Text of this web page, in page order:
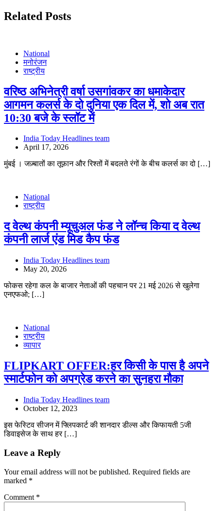
Related Posts
National
मनोरंजन
राष्ट्रीय
वरिष्ठ अभिनेत्री वर्षा उसगांवकर का धमाकेदार
आगमन कलर्स के दो दुनिया एक दिल में, शो अब रात
10:30 बजे के स्लॉट में
India Today Headlines team
April 17, 2026
मुंबई । जज़्बातों का तूफ़ान और रिश्तों में बदलते रंगों के बीच कलर्स का दो […]
National
राष्ट्रीय
द वेल्थ कंपनी म्यूचुअल फंड ने लॉन्च किया द वेल्थ
कंपनी लार्ज एंड मिड कैप फंड
India Today Headlines team
May 20, 2026
फोकस रहेगा कल के बाजार नेताओं की पहचान पर 21 मई 2026 से खुलेगा
एनएफओ; […]
National
राष्ट्रीय
व्यापार
FLIPKART OFFER:हर किसी के पास है अपने
स्मार्टफोन को अपग्रेड करने का सुनहरा मौका
India Today Headlines team
October 12, 2023
इस फेस्टिव सीजन में फ्लिपकार्ट की शानदार डील्स और किफायती 5जी
डिवाइसेज के साथ हर […]
Leave a Reply
Your email address will not be published. Required fields are
marked *
Comment *